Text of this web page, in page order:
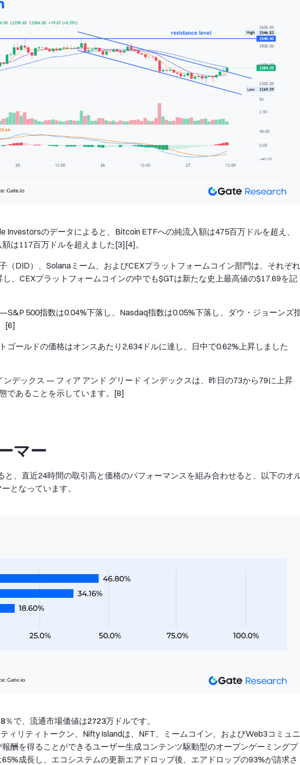
Investorsのデータによると、Bitcoin ETFへの純流入額は475百万ドルを超え、
は117百万ドルを超えました[3][4]。
（DID）、Solanaミーム、およびCEXプラットフォームコイン部門は、それぞれ
し、CEXプラットフォームコインの中でも$GTは新たな史上最高値の$17.69を記
—S&P 500指数は0.04%下落し、Nasdaq指数は0.05%下落し、ダウ・ジョーンズ
[6]
ゴールドの価格はオンスあたり2,634ドルに達し、日中で0.62%上昇しました
ンデックス — フィア アンド グリード インデックスは、昨日の73から79に上昇
であることを示しています。[8]
マー
と、直近24時間の取引高と価格のパフォーマンスを組み合わせると、以下のオ
となっています。
で、流通市場価値は2723万ドルです。
ィリティトークン、Nifty Islandは、NFT、ミームコイン、およびWeb3コミュニ
酬を得ることができるユーザー生成コンテンツ駆動型のオープンゲーミングプ
成長し、エコシステムの更新エアドロップ後、エアドロップの93%が請求さ